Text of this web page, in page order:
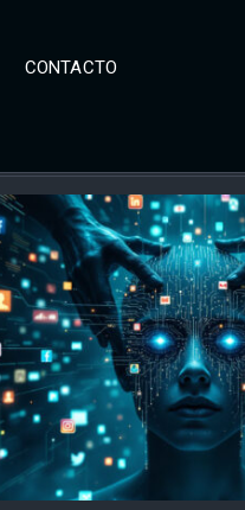
CONTACTO